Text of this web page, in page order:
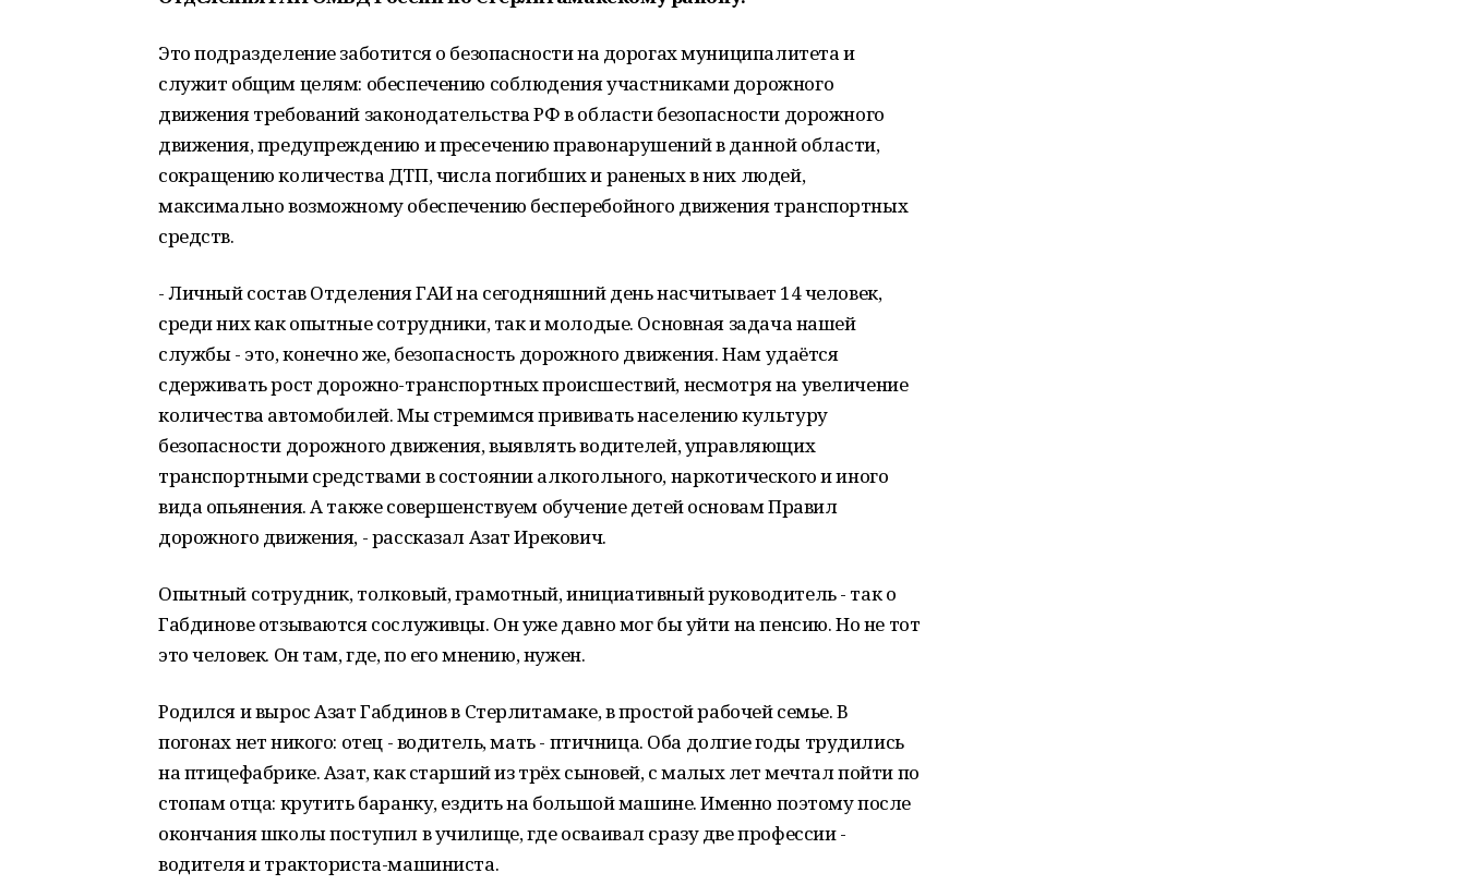
Это подразделение заботится о безопасности на дорогах муниципалитета и
служит общим целям: обеспечению соблюдения участниками дорожного
движения требований законодательства РФ в области безопасности дорожного
движения, предупреждению и пресечению правонарушений в данной области,
сокращению количества ДТП, числа погибших и раненых в них людей,
максимально возможному обеспечению бесперебойного движения транспортных
средств.
- Личный состав Отделения ГАИ на сегодняшний день насчитывает 14 человек,
среди них как опытные сотрудники, так и молодые. Основная задача нашей
службы - это, конечно же, безопасность дорожного движения. Нам удаётся
сдерживать рост дорожно-транспортных происшествий, несмотря на увеличение
количества автомобилей. Мы стремимся прививать населению культуру
безопасности дорожного движения, выявлять водителей, управляющих
транспортными средствами в состоянии алкогольного, наркотического и иного
вида опьянения. А также совершенствуем обучение детей основам Правил
дорожного движения, - рассказал Азат Ирекович.
Опытный сотрудник, толковый, грамотный, инициативный руководитель - так о
Габдинове отзываются сослуживцы. Он уже давно мог бы уйти на пенсию. Но не тот
это человек. Он там, где, по его мнению, нужен.
Родился и вырос Азат Габдинов в Стерлитамаке, в простой рабочей семье. В
погонах нет никого: отец - водитель, мать - птичница. Оба долгие годы трудились
на птицефабрике. Азат, как старший из трёх сыновей, с малых лет мечтал пойти по
стопам отца: крутить баранку, ездить на большой машине. Именно поэтому после
окончания школы поступил в училище, где осваивал сразу две профессии -
водителя и тракториста-машиниста.